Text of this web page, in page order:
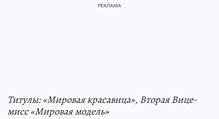
Титулы: «Мировая красавица», Вторая Вице-
мисс «Мировая модель»